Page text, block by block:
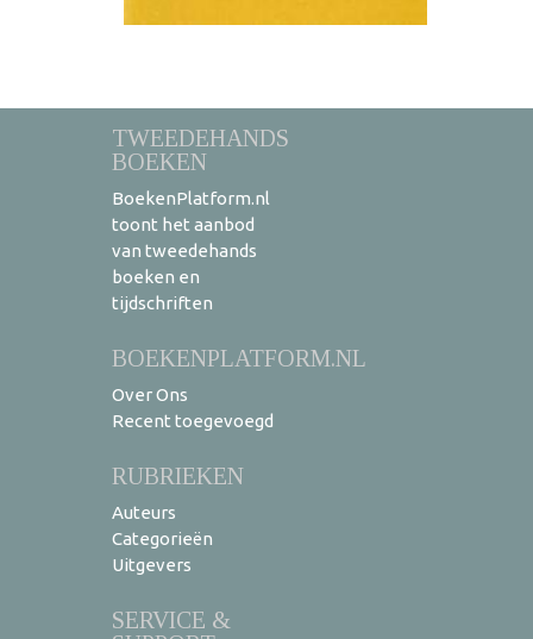
TWEEDEHANDS
BOEKEN
BoekenPlatform.nl
toont het aanbod
van tweedehands
boeken en
tijdschriften
BOEKENPLATFORM.NL
Over Ons
Recent toegevoegd
RUBRIEKEN
Auteurs
Categorieën
Uitgevers
SERVICE &